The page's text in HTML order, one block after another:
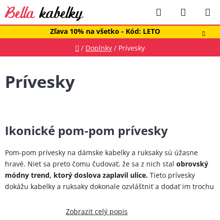
Prejsť
na
obsah
Zľava 10% na všetko - Kód: LETO
Hľadať
KOŠÍK
Domov
/ Doplnky / Prívesky
Prívesky
Ikonické pom-pom prívesky
Pom-pom prívesky na dámske kabelky a ruksaky sú úžasne
hravé. Niet sa preto čomu čudovať, že sa z nich stal obrovský
módny trend, ktorý doslova zaplavil ulice. Tieto prívesky
dokážu kabelky a ruksaky dokonale ozvláštniť a dodať im trochu
, postačí vám prívesok a kabelka či ruksak hneď získa
Zobrazit celý popis